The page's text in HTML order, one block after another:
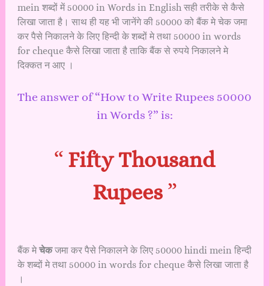
mein शब्दों में 50000 in Words in English सही तरीके से कैसे
लिखा जाता है। साथ ही यह भी जानेंगे की 50000 को बैंक मे चेक जमा
कर पैसे निकालने के लिए हिन्दी के शब्दों मे तथा 50000 in words
for cheque कैसे लिखा जाता है ताकि बैंक से रुपये निकालने मे
दिक्कत न आए ।
The answer of “How to Write Rupees 50000
in Words ?” is:
“ Fifty Thousand
Rupees”
बैंक मेचेकजमा कर पैसे निकालने के लिए 50000 hindi mein हिन्दी
के शब्दों मे तथा 50000 in words for cheque कैसे लिखा जाता है
।